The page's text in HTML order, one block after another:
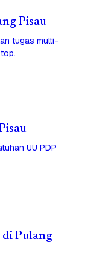
Pisau
tugas multi-
UU PDP
di Pulang